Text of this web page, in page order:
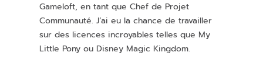
Gameloft, en tant que Chef de Projet
Communauté. J’ai eu la chance de travailler
sur des licences incroyables telles que My
Little Pony ou Disney Magic Kingdom.